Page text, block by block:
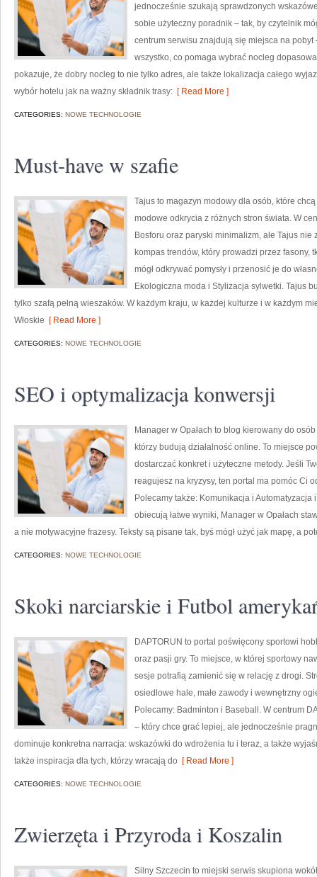
jednocześnie szukają sprawdzonych
sobie użyteczny poradnik – tak, by czytelnik
centrum serwisu znajdują się miejsca na
wszystko, co pomaga wybrać nocleg
pokazuje, że dobry nocleg to nie tylko adres, ale także lokalizacja całego
wybór hotelu jak na ważny składnik trasy: [ Read More ]
CATEGORIES: NOWE TECHNOLOGIE
Must-have w szafie
Tajus to magazyn modowy dla osób, które
modowe odkrycia z różnych stron świata. W
Bosforu oraz paryski minimalizm, ale Tajus nie
kompas trendów, który prowadzi przez fasony,
mógł odkrywać pomysły i przenosić je do
Ekologiczna moda i Stylizacja sylwetki. Tajus
tylko szafą pełną wieszaków. W każdym kraju, w każdej kulturze i w każdym
Włoskie [ Read More ]
CATEGORIES: NOWE TECHNOLOGIE
SEO i optymalizacja konwersji
Manager w Opałach to blog kierowany do
którzy budują działalność online. To miejsce
dostarczać konkret i użyteczne metody. Jeśli
reagujesz na kryzysy, ten portal ma pomóc Ci
Polecamy także: Komunikacja i Automatyzacja
obiecują łatwe wyniki, Manager w Opałach
a nie motywacyjne frazesy. Teksty są pisane tak, byś mógł użyć jak mapę, a
CATEGORIES: NOWE TECHNOLOGIE
Skoki narciarskie i Futbol
DAPTORUN to portal poświęcony sportowi
oraz pasji gry. To miejsce, w której sportowy
sesje potrafią zamienić się w relację z drogi.
osiedlowe hale, małe zawody i wewnętrzny
Polecamy: Badminton i Baseball. W centrum
– który chce grać lepiej, ale jednocześnie
dominuje konkretna narracja: wskazówki do wdrożenia tu i teraz, a także
także inspiracja dla tych, którzy wracają do [ Read More ]
CATEGORIES: NOWE TECHNOLOGIE
Zwierzęta i Przyroda i Koszalin
Silny Szczecin to miejski serwis skupiona